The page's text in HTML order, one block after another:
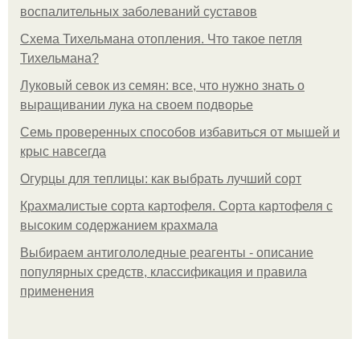
воспалительных заболеваний суставов
Схема Тихельмана отопления. Что такое петля
Тихельмана?
Луковый севок из семян: все, что нужно знать о
выращивании лука на своем подворье
Семь проверенных способов избавиться от мышей и
крыс навсегда
Огурцы для теплицы: как выбрать лучший сорт
Крахмалистые сорта картофеля. Сорта картофеля с
высоким содержанием крахмала
Выбираем антигололедные реагенты - описание
популярных средств, классификация и правила
применения